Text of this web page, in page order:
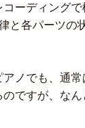
ーディング
と各パーツの
ノでも、通
ですが、な